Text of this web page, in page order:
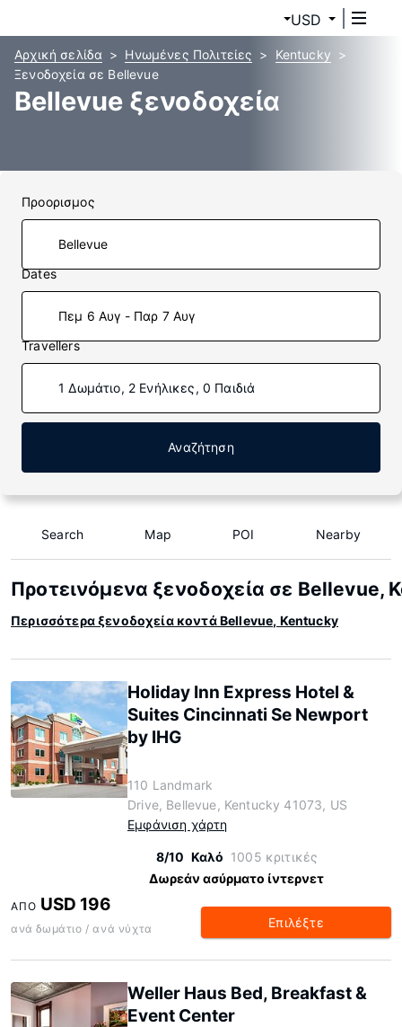
USD
Αρχική σελίδα Ηνωμένες Πολιτείες
Kentucky
Ξενοδοχεία σε Bellevue
Bellevue ξενοδοχεία
Προορισμος
Dates
Πεμ 6 Αυγ - Παρ 7 Αυγ
Travellers
1 Δωμάτιο, 2 Ενήλικες, 0 Παιδιά
Αναζήτηση
Search Map POI Nearby
Προτεινόμενα ξενοδοχεία σε Bellevue,
Περισσότερα ξενοδοχεία κοντά Bellevue, Kentucky
Holiday Inn Express Hotel &
Suites Cincinnati Se Newport
by IHG
110 Landmark
Drive, Bellevue, Kentucky 41073, US
Εμφάνιση χάρτη
8/10 Καλό 1005 κριτικές
Δωρεάν ασύρματο ίντερνετ
ΑΠΌ USD 196
ανά δωμάτιο / ανά νύχτα Επιλέξτε
Weller Haus Bed, Breakfast &
Event Center